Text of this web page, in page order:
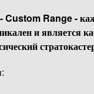
Custom Range -
и является